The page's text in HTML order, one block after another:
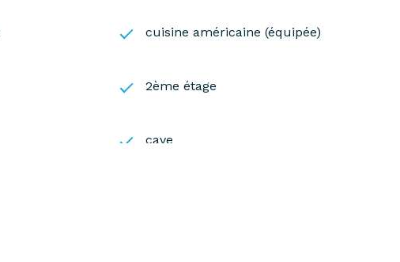
cuisine américaine (équipée)
2ème étage
cave